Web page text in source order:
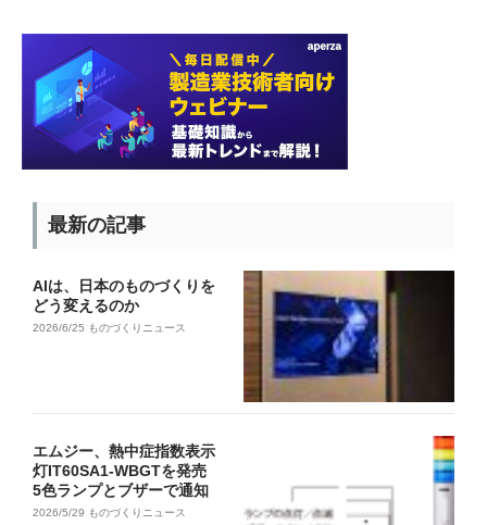
最新の記事
AIは、日本のものづくりを
どう変えるのか
2026/6/25 ものづくりニュース
エムジー、熱中症指数表示
灯IT60SA1-WBGTを発売
5色ランプとブザーで通知
2026/5/29 ものづくりニュース